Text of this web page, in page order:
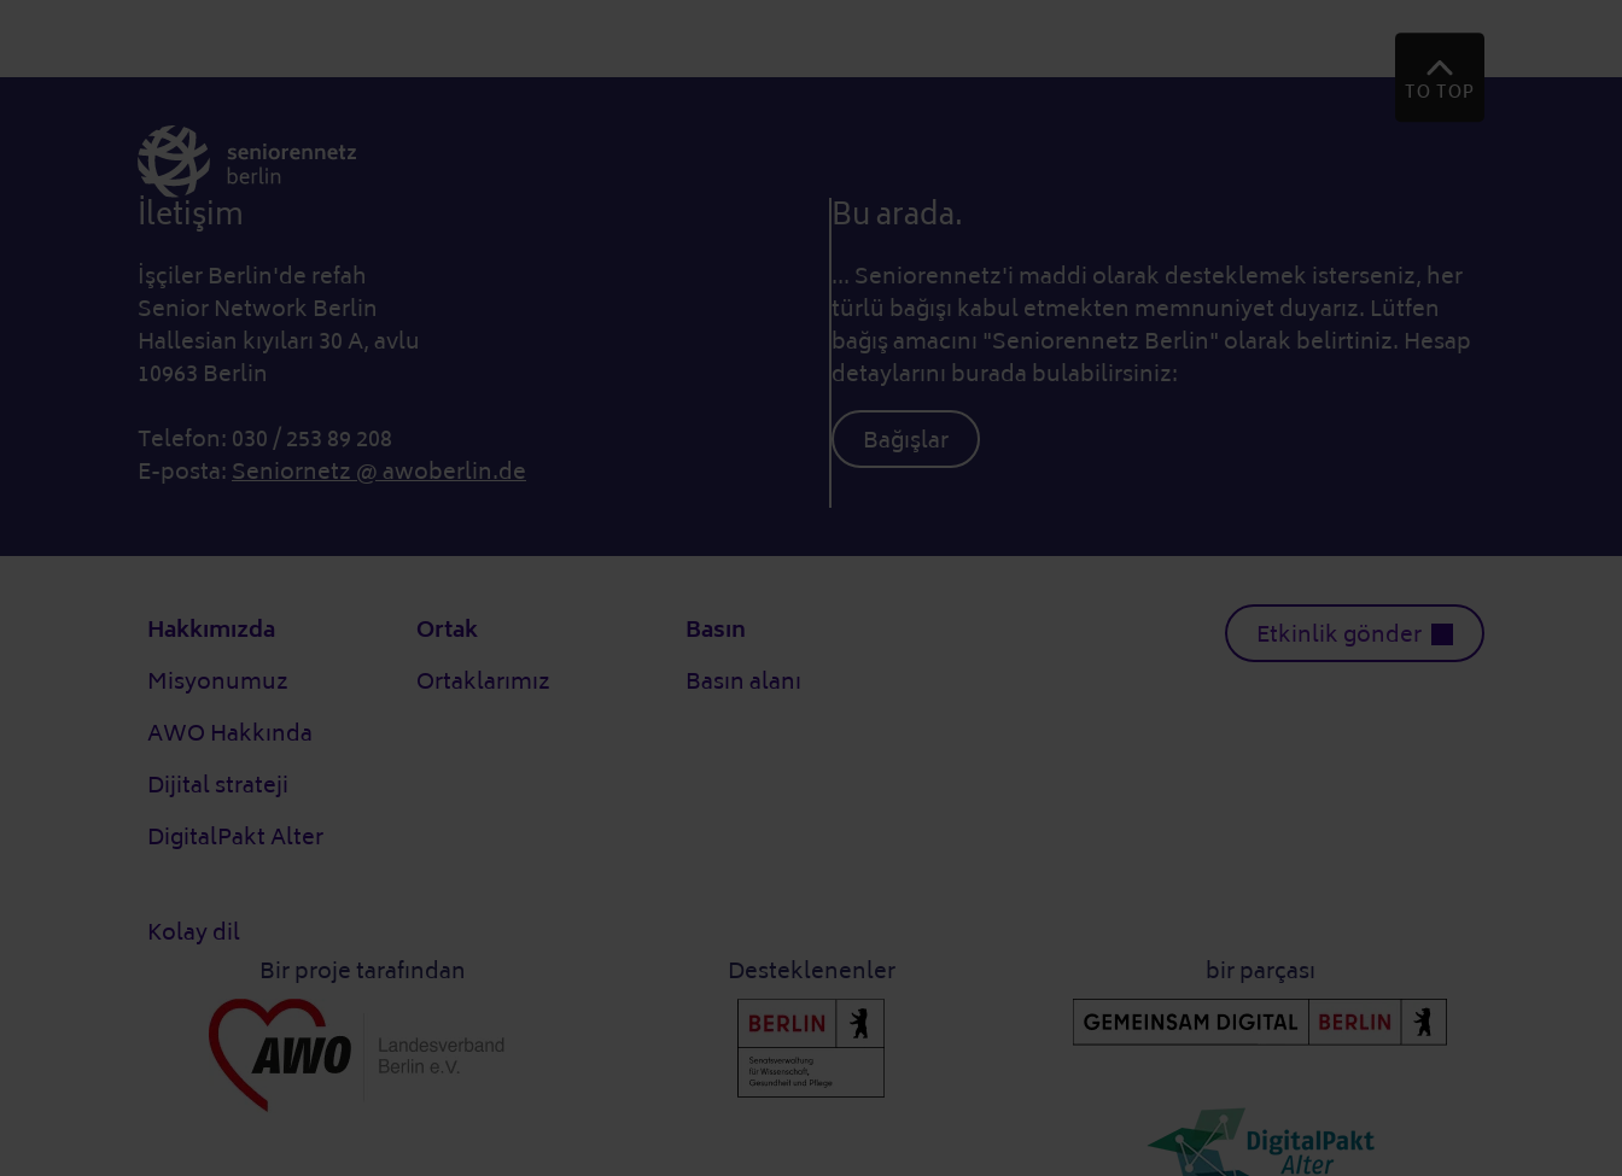
TO TOP
İletişim
İşçiler Berlin'de refah
Senior Network Berlin
Hallesian kıyıları 30 A, avlu
10963 Berlin
Telefon: 030 / 253 89 208
E-posta:Seniornetz @ awoberlin.de
Bu arada.
... Seniorennetz'i maddi olarak desteklemek isterseniz, her
türlü bağışı kabul etmekten memnuniyet duyarız. Lütfen
bağış amacını "Seniorennetz Berlin" olarak belirtiniz. Hesap
detaylarını burada bulabilirsiniz:
Bağışlar
Alt bilgi
Hakkımızda
Misyonumuz
AWO Hakkında
Dijital strateji
DigitalPakt Alter
Kolay dil
Ortak
Ortaklarımız
Basın
Basın alanı
Etkinlik gönder
Bir proje tarafından Desteklenenler bir parçası